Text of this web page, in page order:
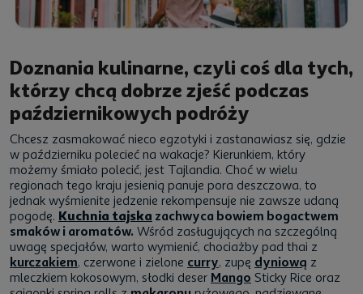
Doznania kulinarne, czyli coś dla tych,
którzy chcą dobrze zjeść podczas
październikowych podróży
Chcesz zasmakować nieco egzotyki i zastanawiasz się, gdzie
w październiku polecieć na wakacje? Kierunkiem, który
możemy śmiało polecić, jest Tajlandia. Choć w wielu
regionach tego kraju jesienią panuje pora deszczowa, to
jednak wyśmienite jedzenie rekompensuje nie zawsze udaną
pogodę. Kuchnia tajska zachwyca bowiem bogactwem
smaków i aromatów. Wśród zasługujących na szczególną
uwagę specjałów, warto wymienić, chociażby pad thai z
kurczakiem, czerwone i zielone curry, zupę dyniową z
mleczkiem kokosowym, słodki deser Mango Sticky Rice oraz